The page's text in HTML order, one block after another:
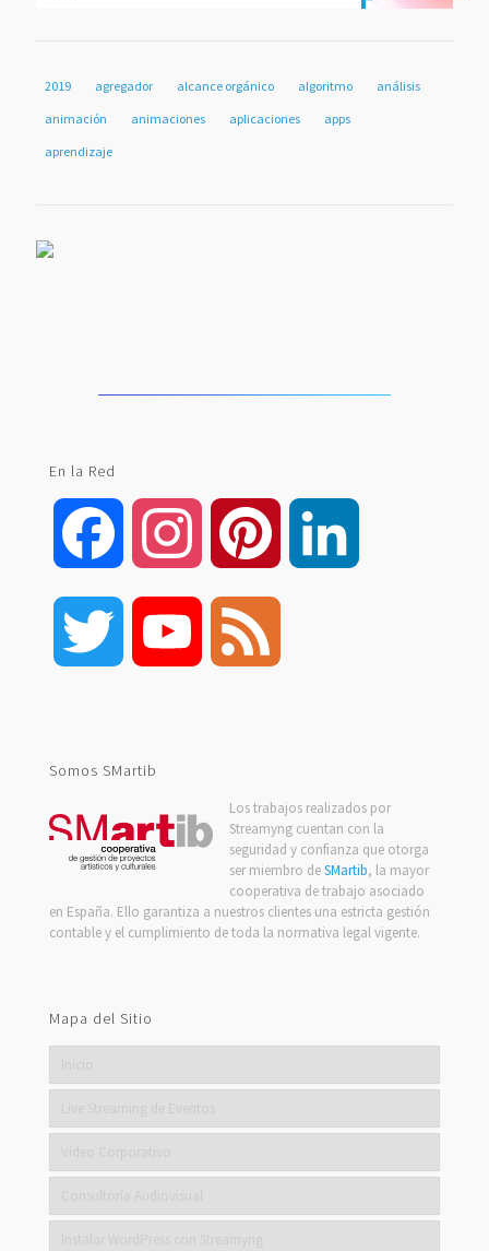
2019 agregador alcance orgánico algoritmo
análisis
animación
animaciones aplicaciones
apps
aprendizaje
En la Red
Facebook Instagram Pinterest
Twitter YouTube
Somos SMartib
Los trabajos realizados por
Streamyng cuentan con la
seguridad y confianza que otorga
ser miembro deSMartib, la mayor
cooperativa de trabajo asociado
en España. Ello garantiza a nuestros clientes una estricta gestión
contable y el cumplimiento de toda la normativa legal vigente.
Mapa del Sitio